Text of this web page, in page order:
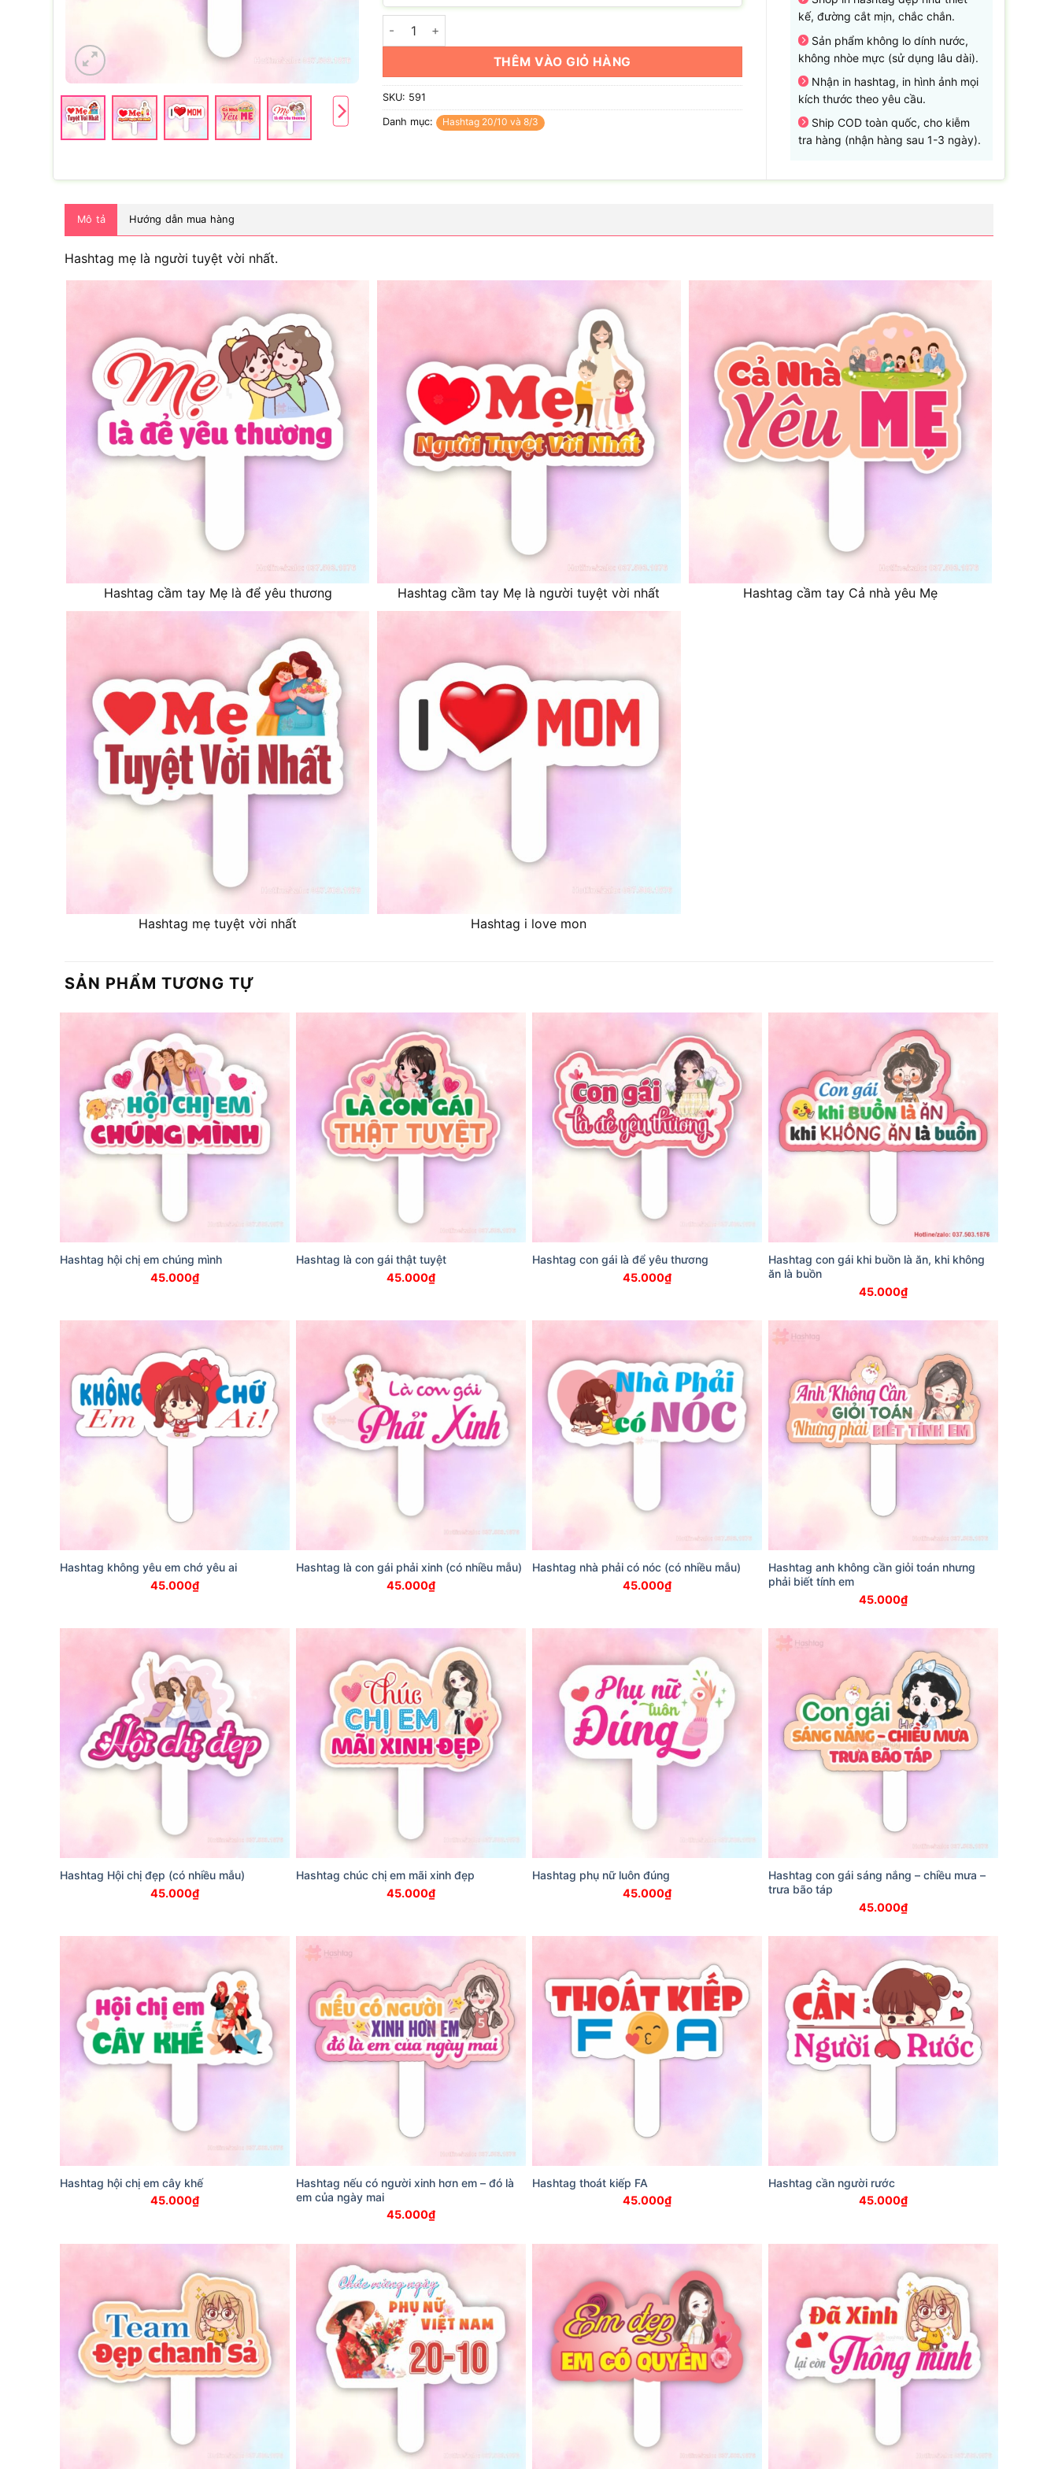
Hashtag mẹ tuyệt vời nhất (có nhiều mẫu) số lượng
THÊM VÀO GIỎ HÀNG
SKU: 591
Danh mục: Hashtag 20/10 và 8/3
kế, đường cắt mịn, chắc chắn.
Sản phẩm không lo dính nước,
không nhòe mực (sử dụng lâu dài).
Nhận in hashtag, in hình ảnh mọi
kích thước theo yêu cầu.
Ship COD toàn quốc, cho kiễm
tra hàng (nhận hàng sau 1-3 ngày).
Mô tả Hướng dẫn mua hàng
Hashtag mẹ là người tuyệt vời nhất.
Hashtag cầm tay Mẹ là để yêu thương Hashtag cầm tay Mẹ là người tuyệt vời nhất Hashtag cầm tay Cả nhà yêu Mẹ
Hashtag mẹ tuyệt vời nhất Hashtag i love mon
SẢN PHẨM TƯƠNG TỰ
Hashtag hội chị em chúng mình
45.000₫
Hashtag là con gái thật tuyệt
45.000₫
Hashtag con gái là để yêu thương
45.000₫
Hashtag con gái khi buồn là ăn, khi không
ăn là buồn
45.000₫
Hashtag không yêu em chớ yêu ai
45.000₫
Hashtag là con gái phải xinh (có nhiều mẫu)
45.000₫
Hashtag nhà phải có nóc (có nhiều mẫu)
45.000₫
Hashtag anh không cần giỏi toán nhưng
phải biết tính em
45.000₫
Hashtag Hội chị đẹp (có nhiều mẫu)
45.000₫
Hashtag chúc chị em mãi xinh đẹp
45.000₫
Hashtag phụ nữ luôn đúng
45.000₫
Hashtag con gái sáng nắng – chiều mưa –
trưa bão táp
45.000₫
Hashtag hội chị em cây khế
45.000₫
Hashtag nếu có người xinh hơn em – đó là
em của ngày mai
45.000₫
Hashtag thoát kiếp FA
45.000₫
Hashtag cần người rước
45.000₫